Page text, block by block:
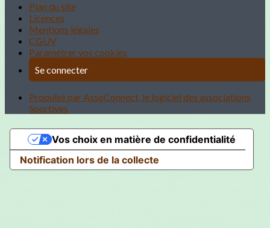
Plan du site
Licences
Mentions légales
CGUV
Paramétrer vos cookies
Se connecter
Propulsé par AssoConnect, le logiciel des associations
Sportives
Notification lors de la collecte
Vos choix en matière de confidentialité